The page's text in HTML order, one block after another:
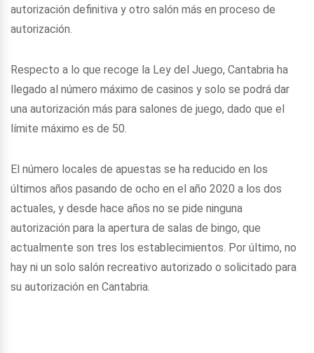
autorización definitiva y otro salón más en proceso de
autorización.
Respecto a lo que recoge la Ley del Juego, Cantabria ha
llegado al número máximo de casinos y solo se podrá dar
una autorización más para salones de juego, dado que el
límite máximo es de 50.
El número locales de apuestas se ha reducido en los
últimos años pasando de ocho en el año 2020 a los dos
actuales, y desde hace años no se pide ninguna
autorización para la apertura de salas de bingo, que
actualmente son tres los establecimientos. Por último, no
hay ni un solo salón recreativo autorizado o solicitado para
su autorización en Cantabria.